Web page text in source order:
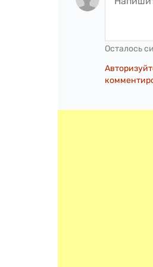
Осталось